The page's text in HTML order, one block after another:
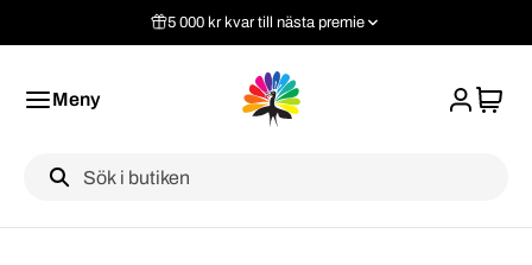
5 000 kr kvar till nästa premie
Meny
Label